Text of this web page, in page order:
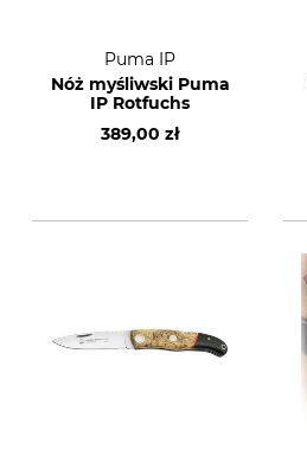
Puma IP
Nóż myśliwski Puma
IP Rotfuchs
389,00 zł